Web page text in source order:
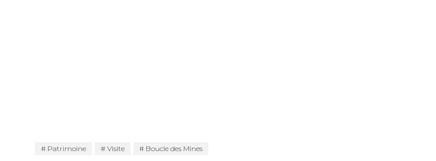
Patrimoine Visite Boucle des Mines